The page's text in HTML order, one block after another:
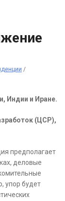
/
Индии и Иране.
(ЦСР),
предполагает
деловые
упор будет